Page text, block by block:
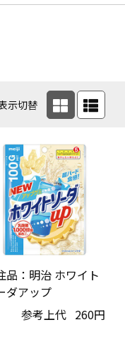
示切替
品：明治 ホワイト
ダアップ
参考上代 260円